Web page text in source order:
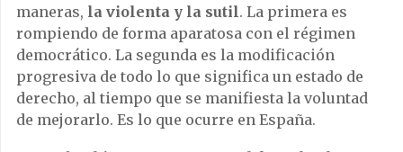
maneras, la violenta y la sutil. La primera es
rompiendo de forma aparatosa con el régimen
democrático. La segunda es la modificación
progresiva de todo lo que significa un estado de
derecho, al tiempo que se manifiesta la voluntad
de mejorarlo. Es lo que ocurre en España.